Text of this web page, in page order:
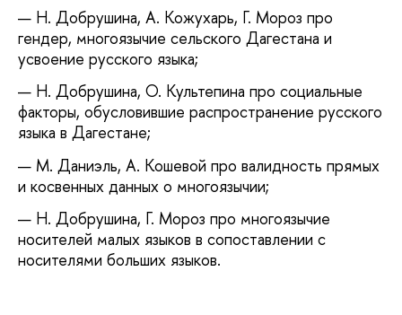
Н. Добрушина, А. Кожухарь, Г. Мороз про
гендер, многоязычие сельского Дагестана и
усвоение русского языка;
Н. Добрушина, О. Культепина про социальные
факторы, обусловившие распространение русского
языка в Дагестане;
М. Даниэль, А. Кошевой про валидность прямых
и косвенных данных о многоязычии;
Н. Добрушина, Г. Мороз про многоязычие
носителей малых языков в сопоставлении с
носителями больших языков.